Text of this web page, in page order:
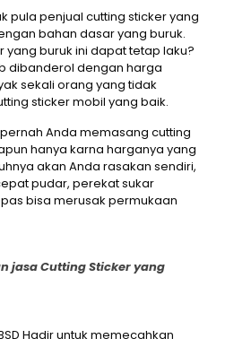
pula penjual cutting sticker yang
bahan dasar yang buruk.
yang buruk ini dapat tetap laku?
dibanderol dengan harga
sekali orang yang tidak
sticker mobil yang baik.
Anda memasang cutting
hanya karna harganya yang
akan Anda rasakan sendiri,
pudar, perekat sukar
bisa merusak permukaan
jasa Cutting Sticker yang
Hadir untuk memecahkan